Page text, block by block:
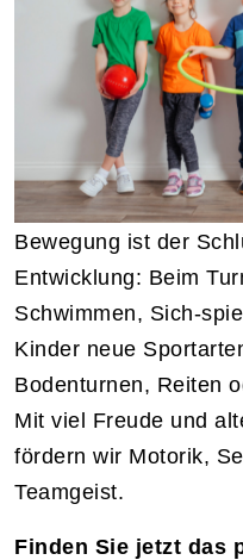
Bewegung ist der
Entwicklung: Beim
Schwimmen, Sich-
Kinder neue
Bodenturnen, Reiten
Mit viel Freude und
fördern wir Motorik,
Teamgeist.
Finden Sie jetzt das